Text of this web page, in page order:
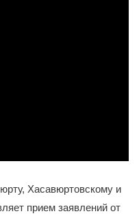
Хасавюртовскому и
прием заявлений от